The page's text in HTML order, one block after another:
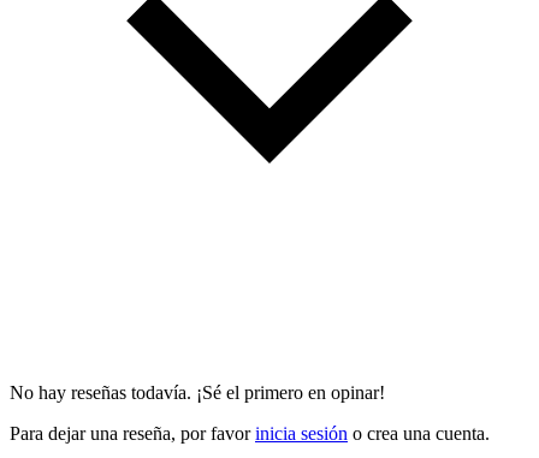
No hay reseñas todavía. ¡Sé el primero en opinar!
Para dejar una reseña, por favorinicia sesión o crea una cuenta.